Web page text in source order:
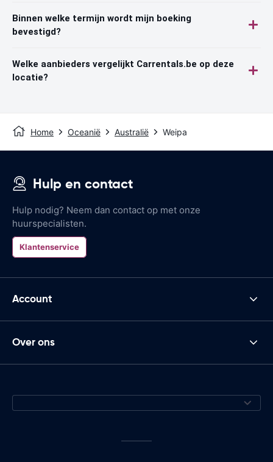
Binnen welke termijn wordt mijn boeking
bevestigd?
Welke aanbieders vergelijkt Carrentals.be op deze
locatie?
Home Oceanië Australië Weipa
Hulp en contact
Hulp nodig? Neem dan contact op met onze
huurspecialisten.
Klantenservice
Account
Over ons